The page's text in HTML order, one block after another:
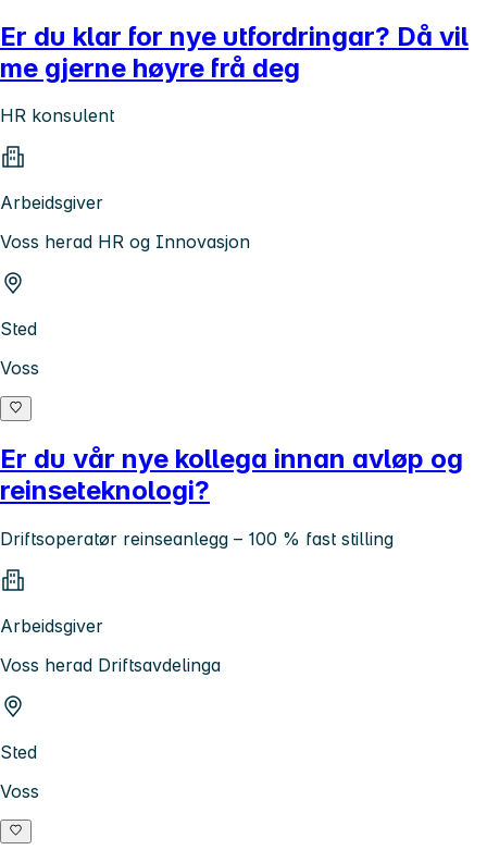
Er du klar for nye utfordringar? Då vil
me gjerne høyre frå deg
HR konsulent
Arbeidsgiver
Voss herad HR og Innovasjon
Sted
Voss
Er du vår nye kollega innan avløp og
reinseteknologi?
Driftsoperatør reinseanlegg – 100 % fast stilling
Arbeidsgiver
Voss herad Driftsavdelinga
Sted
Voss